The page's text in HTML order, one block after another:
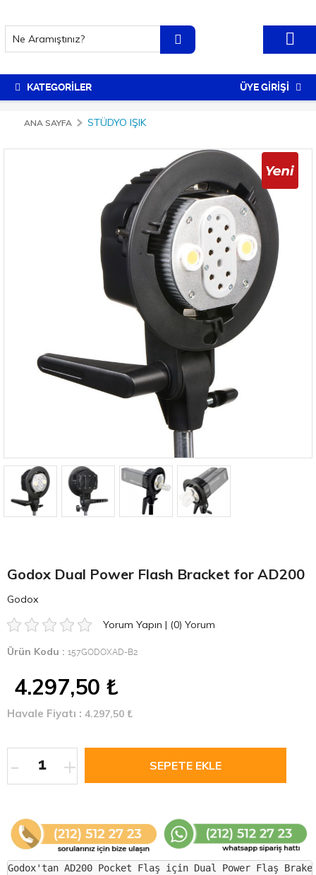
KATEGORİLER ÜYE GİRİŞİ
ANA SAYFA STÜDYO IŞIK
Godox Dual Power Flash Bracket for AD200
Godox
Yorum Yapın | (0) Yorum
Ürün Kodu : 157GODOXAD-B2
4.297,50 ₺
Havale Fiyatı : 4.297,50 ₺
+
-
Godox'tan AD200 Pocket Flaş için Dual Power Flaş